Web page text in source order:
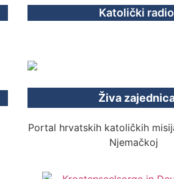
Katolički radio
Živa
Portal hrvatskih katoličkih
Njemačkoj